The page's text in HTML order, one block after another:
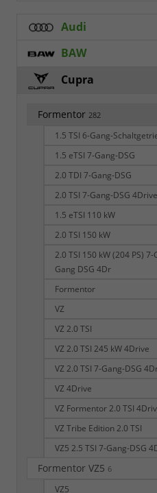
Audi
BAW
Cupra
Formentor 282
1.5 TSI 6-Gang-
1.5 eTSI 7-Gang-DSG
2.0 TDI 7-Gang-DSG
2.0 TSI 7-Gang-DSG 4Drive
1.5 eTSI 110 kW
2.0 TSI 150 kW
2.0 TSI 150 kW (204 PS)
Gang DSG 4Dr
Formentor
VZ
VZ 2.0 TSI
VZ 2.0 TSI 245 kW 4Drive
VZ 2.0 TSI 7-Gang-DSG
VZ 4Drive
VZ Formentor 2.0 TSI
VZ Tribe Edition 2.0 TSI
VZ5 2.5 TSI 7-Gang-DSG
Formentor VZ5 6
VZ5